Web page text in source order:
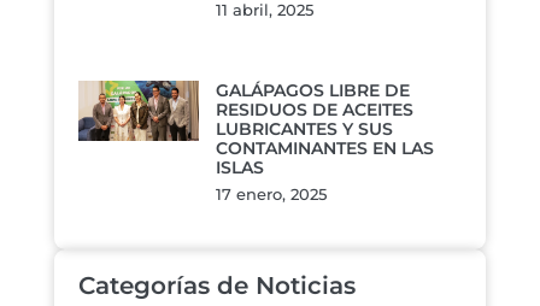
11 abril, 2025
GALÁPAGOS LIBRE DE
RESIDUOS DE ACEITES
LUBRICANTES Y SUS
CONTAMINANTES EN LAS
ISLAS
17 enero, 2025
Categorías de Noticias